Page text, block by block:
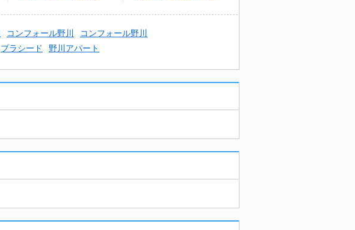
コンフォール野川
コンフォール野川
プラシード 野川アパート